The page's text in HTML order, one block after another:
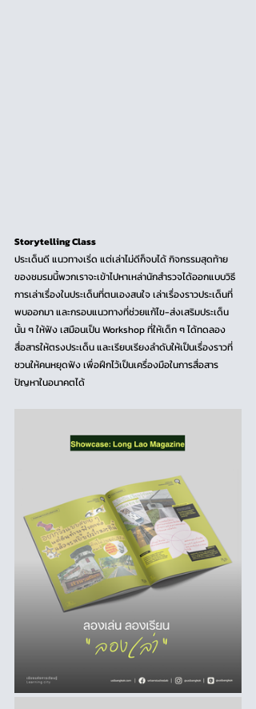
Storytelling Class
ประเด็นดี แนวทางเริ่ด แต่เล่าไม่ดีก็จบได้ กิจกรรมสุดท้าย
ของชมรมนี้พวกเราจะเข้าไปหาเหล่านักสำรวจได้ออกแบบวิธี
การเล่าเรื่องในประเด็นที่ตนเองสนใจ เล่าเรื่องราวประเด็นที่
พบออกมา และกรอบแนวทางที่ช่วยแก้ไข-ส่งเสริมประเด็น
นั้น ๆ ให้ฟัง เสมือนเป็น Workshop ที่ให้เด็ก ๆ ได้ทดลอง
สื่อสารให้ตรงประเด็น และเรียบเรียงลำดับให้เป็นเรื่องราวที่
ชวนให้คนหยุดฟัง เพื่อฝึกไว้เป็นเครื่องมือในการสื่อสาร
ปัญหาในอนาคตได้